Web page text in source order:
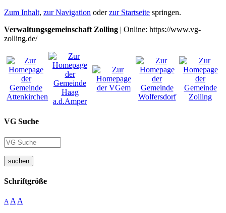
Zum Inhalt, zur Navigation oderzur Startseite springen.
Verwaltungsgemeinschaft Zolling | Online: https://www.vg-
zolling.de/
VG Suche
suchen
Schriftgröße
A A A